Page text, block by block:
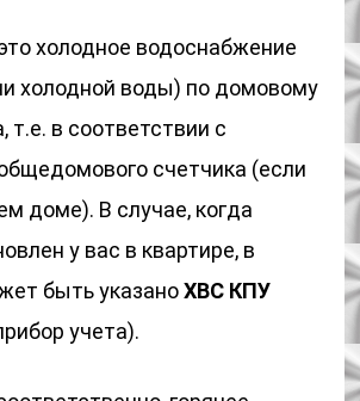
холодное водоснабжение
холодной воды) по домовому
т.е. в соответствии с
счетчика (если
доме). В случае, когда
у вас в квартире, в
быть указаноХВС КПУ
учета).